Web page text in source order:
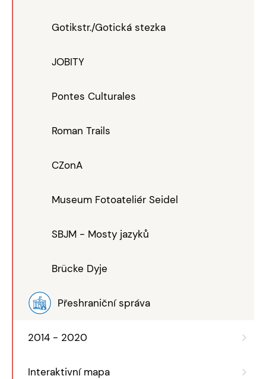
Gotikstr./Gotická stezka
JOBITY
Pontes Culturales
Roman Trails
CZonA
Museum Fotoateliér Seidel
SBJM - Mosty jazyků
Brücke Dyje
Přeshraniční správa
2014 - 2020
Interaktivní mapa